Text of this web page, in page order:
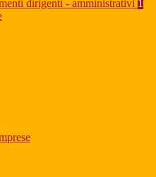
dirigenti - amministrativi 1